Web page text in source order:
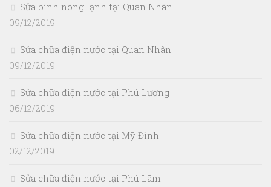
Sửa bình nóng lạnh tại Quan Nhân
09/12/2019
Sửa chữa điện nước tại Quan Nhân
09/12/2019
Sửa chữa điện nước tại Phú Lương
06/12/2019
Sửa chữa điện nước tại Mỹ Đình
02/12/2019
Sửa chữa điện nước tại Phú Lãm